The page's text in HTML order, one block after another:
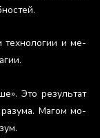
тех­но­логии и ме­
Это ре­зуль­тат
ра­зума. Ма­гом мо­